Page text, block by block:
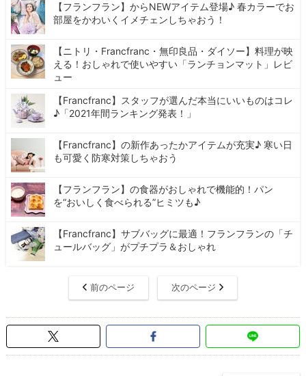
【フランフラン】からNEWアイテム登場♪ 春カラーでお
部屋をかわいくイメチェンしちゃおう！
【ニトリ・Francfranc・無印良品・ダイソー】料理が映
える！おしゃれで使いやすい「ランチョンマット」レビ
ュー
【Francfranc】スタッフが選んだ本当にいいものはコレ
♪「2021年間ランキング発表！」
【Francfranc】の新作あったかアイテムが充実♪ 寒い日
も可愛く防寒対策しちゃおう
【フランフラン】の食器がおしゃれで機能的！パン
を“おいしく食べられる”ヒミツも♪
【Francfranc】サブバッグに最適！フランフランの「チ
ュールバッグ」がプチプラ＆おしゃれ
前のページ 次のページ